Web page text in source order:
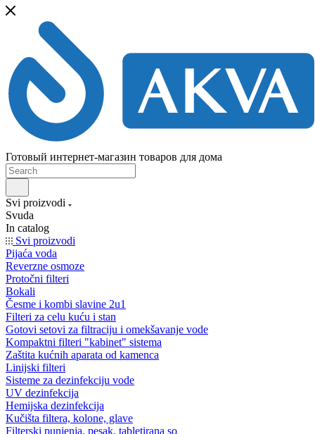
Готовый интернет-магазин товаров для дома
Svi proizvodi
Svuda
In catalog
Svi proizvodi
Pijaća voda
Reverzne osmoze
Protočni filteri
Bokali
Česme i kombi slavine 2u1
Filteri za celu kuću i stan
Gotovi setovi za filtraciju i omekšavanje vode
Kompaktni filteri "kabinet" sistema
Zaštita kućnih aparata od kamenca
Linijski filteri
Sisteme za dezinfekciju vode
UV dezinfekcija
Hemijska dezinfekcija
Kučišta filtera, kolone, glave
Filterski punjenja, pesak, tabletirana so